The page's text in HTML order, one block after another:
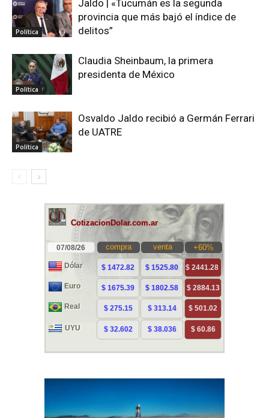
Política
Jaldo | «Tucumán es la segunda
provincia que más bajó el índice de
delitos”
Política
Claudia Sheinbaum, la primera
presidenta de México
Política
Osvaldo Jaldo recibió a Germán Ferrari
de UATRE